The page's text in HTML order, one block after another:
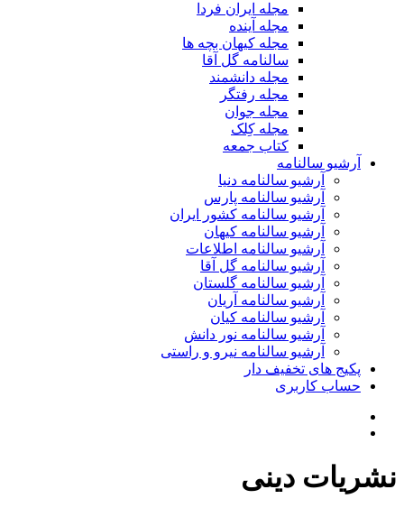
مجله ایران فردا
مجله آینده
مجله کیهان بچه ها
سالنامه گل آقا
مجله دانشمند
مجله رفتگر
مجله جوان
مجله کِلک
کتاب جمعه
آرشیو سالنامه
آرشیو سالنامه دنیا
آرشیو سالنامه پارس
آرشیو سالنامه کشور ایران
آرشیو سالنامه کیهان
آرشیو سالنامه اطلاعات
آرشیو سالنامه گل آقا
آرشیو سالنامه گلستان
آرشیو سالنامه آریان
آرشیو سالنامه کیان
آرشیو سالنامه نور دانش
آرشیو سالنامه نیرو و راستی
پکیج های تخفیف دار
حساب کاربری
نشریات دینی